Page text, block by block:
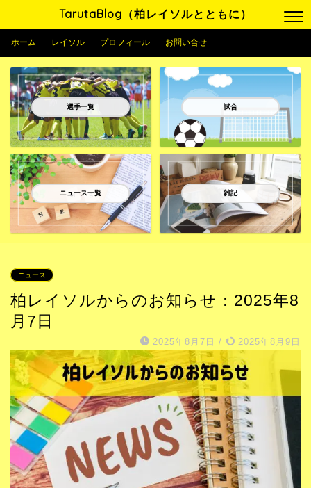
TarutaBlog（柏レイソルとともに）
ホーム レイソル プロフィール お問い合せ
選手一覧 試合
ニュース一覧 雑記
ニュース
柏レイソルからのお知らせ：2025年8
月7日
2025年8月7日 / 2025年8月9日